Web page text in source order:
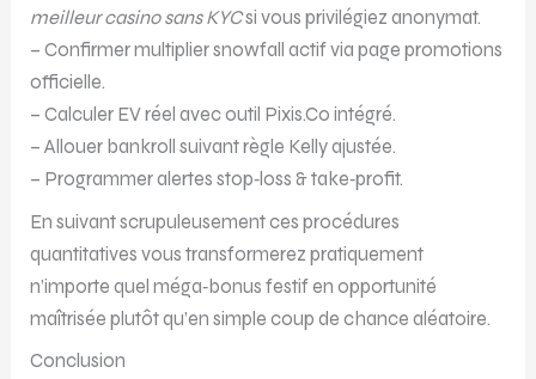
meilleur casino sans KYCsi vous privilégiez anonymat.
– Confirmer multiplier snowfall actif via page promotions
officielle.
– Calculer EV réel avec outil Pixis.Co intégré.
– Allouer bankroll suivant règle Kelly ajustée.
– Programmer alertes stop‑loss & take‑profit.
En suivant scrupuleusement ces procédures
quantitatives vous transformerez pratiquement
n’importe quel méga‑bonus festif en opportunité
maîtrisée plutôt qu’en simple coup de chance aléatoire.
Conclusion